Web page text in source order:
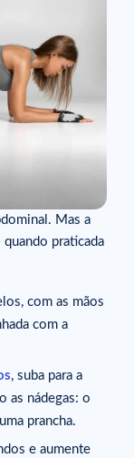
Mas a
praticada
com as mãos
com a
, suba para a
as nádegas: o
prancha.
e aumente